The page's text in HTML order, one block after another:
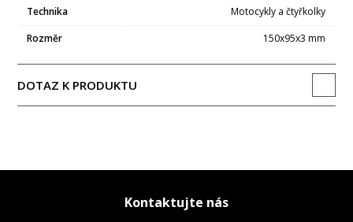
Technika
Motocykly a čtyřkolky
Rozměr
150x95x3 mm
DOTAZ K PRODUKTU
Kontaktujte nás